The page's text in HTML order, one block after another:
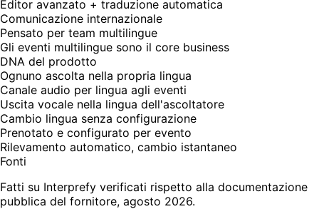
Editor avanzato + traduzione automatica
Comunicazione internazionale
Pensato per team multilingue
Gli eventi multilingue sono il core business
DNA del prodotto
Ognuno ascolta nella propria lingua
Canale audio per lingua agli eventi
Uscita vocale nella lingua dell'ascoltatore
Cambio lingua senza configurazione
Prenotato e configurato per evento
Rilevamento automatico, cambio istantaneo
Fonti
Fatti su Interprefy verificati rispetto alla documentazione
pubblica del fornitore, agosto 2026.